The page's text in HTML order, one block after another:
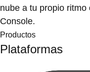
nube a tu propio
Console.
Productos
Plataformas